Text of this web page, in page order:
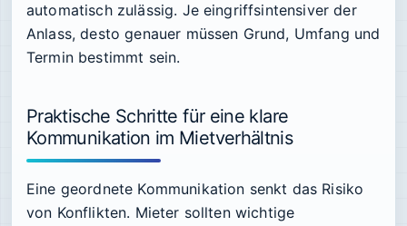
automatisch zulässig. Je eingriffsintensiver der
Anlass, desto genauer müssen Grund, Umfang und
Termin bestimmt sein.
Praktische Schritte für eine klare
Kommunikation im Mietverhältnis
Eine geordnete Kommunikation senkt das Risiko
von Konflikten. Mieter sollten wichtige